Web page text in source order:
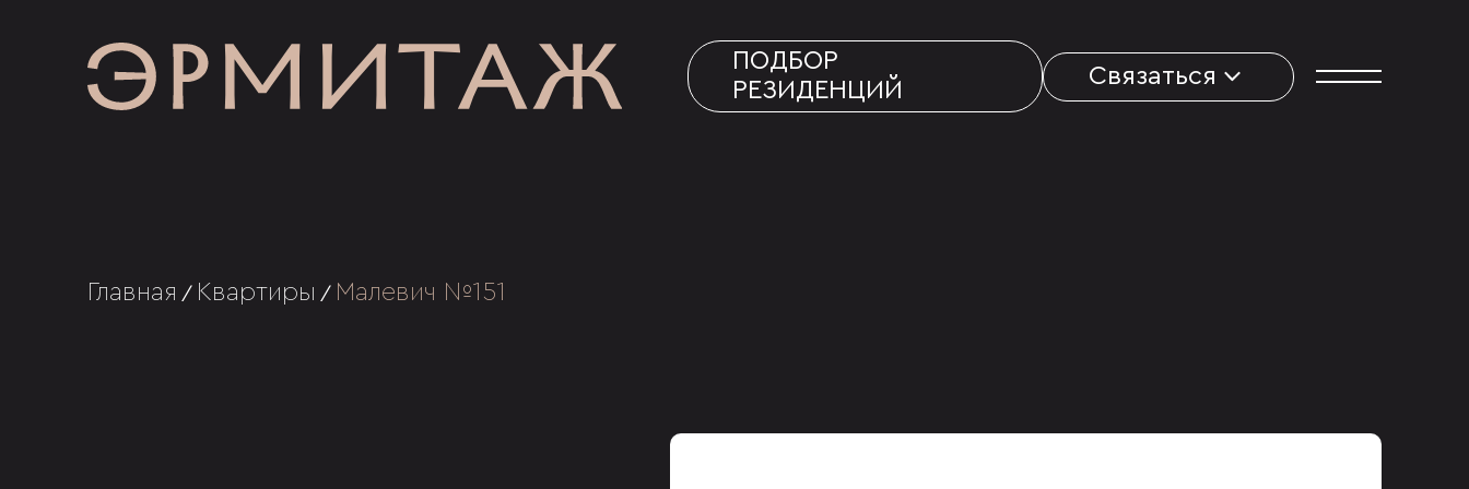
ПОДБОР
РЕЗИДЕНЦИЙ
Связаться
Главная / Квартиры / Малевич №151